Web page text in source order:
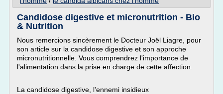
Candidose digestive et micronutrition - Bio
& Nutrition
Nous remercions sincèrement le Docteur Joël Liagre, pour
son article sur la candidose digestive et son approche
micronutritionnelle. Vous comprendrez l'importance de
l'alimentation dans la prise en charge de cette affection.
La candidose digestive, l'ennemi insidieux